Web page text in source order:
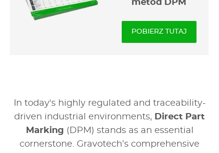
metod DPM
POBIERZ TUTAJ
In today's highly regulated and traceability-
driven industrial environments, Direct Part
Marking (DPM) stands as an essential
cornerstone. Gravotech’s comprehensive